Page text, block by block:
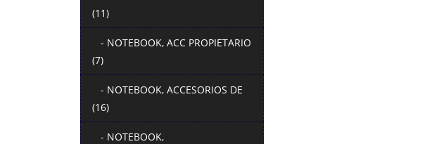
(11)
- NOTEBOOK, ACC PROPIETARIO
(7)
- NOTEBOOK, ACCESORIOS DE
(16)
- NOTEBOOK,